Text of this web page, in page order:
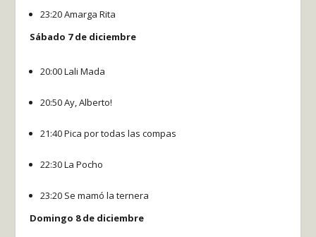
23:20 Amarga Rita
Sábado 7 de diciembre
20:00 Lali Mada
20:50 Ay, Alberto!
21:40 Pica por todas las compas
22:30 La Pocho
23:20 Se mamó la ternera
Domingo 8 de diciembre